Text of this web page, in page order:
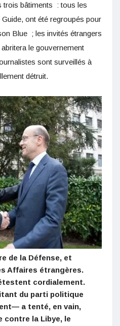
trois bâtiments : tous les
ont été regroupés pour
Blue ; les invités étrangers
le gouvernement
sont surveillés à
détruit.
de la Défense, et
Affaires étrangères.
cordialement.
du parti politique
a tenté, en vain,
contre la Libye, le